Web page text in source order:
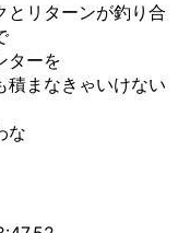
とリターンが釣り合
ターを
積まなきゃいけない
な